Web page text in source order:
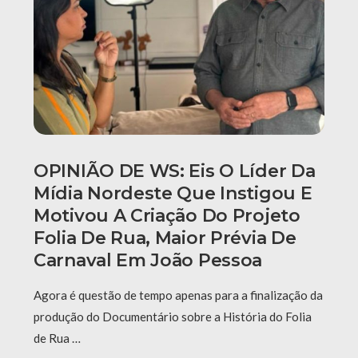
OPINIÃO DE WS: Eis O Líder Da
Mídia Nordeste Que Instigou E
Motivou A Criação Do Projeto
Folia De Rua, Maior Prévia De
Carnaval Em João Pessoa
Agora é questão de tempo apenas para a finalização da
produção do Documentário sobre a História do Folia
de Rua …